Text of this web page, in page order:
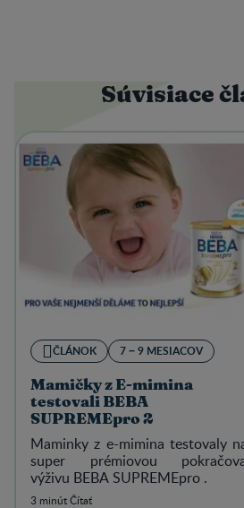
Súvisiace
ČLÁNOK 7 − 9 MESIACOV
Mamičky z E-mimina
testovali BEBA
SUPREMEpro 2
Maminky z e-mimina testovaly
super prémiovou
výživu BEBA SUPREMEpro .
3 minút Čítať